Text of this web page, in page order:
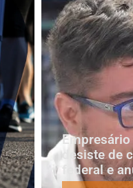
desiste de
federal e